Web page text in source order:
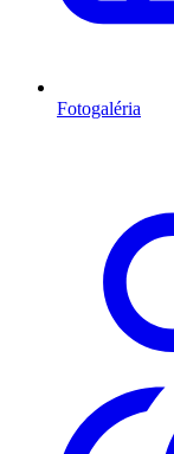
Fotogaléria